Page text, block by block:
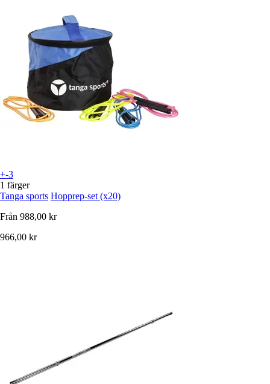
+-3
1 färger
Tanga sports Hopprep-set (x20)
Från 988,00 kr
966,00 kr